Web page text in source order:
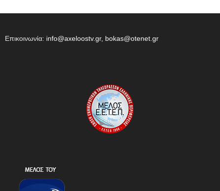
Επικοινωνία: info@axeloostv.gr, bokas@otenet.gr